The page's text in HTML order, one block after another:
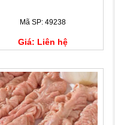
Mã SP: 49238
Giá: Liên hệ